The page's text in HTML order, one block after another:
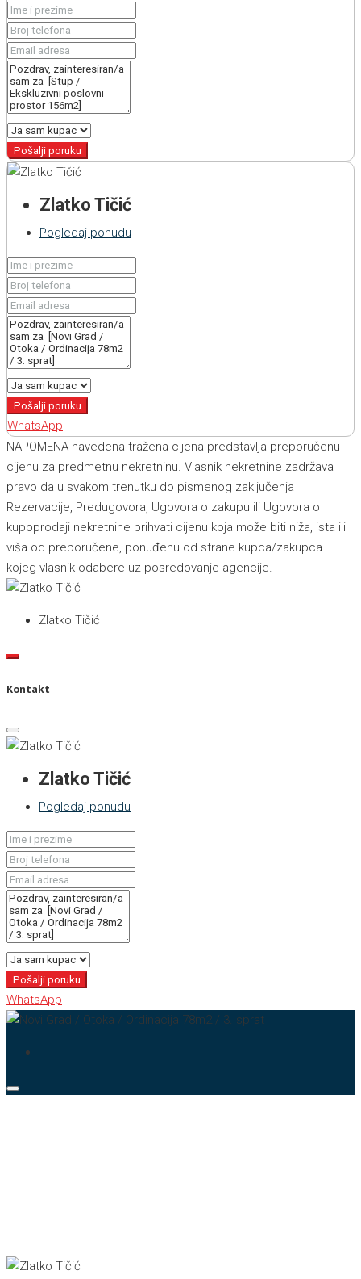
Pošalji poruku
Zlatko Tičić
Pogledaj ponudu
Pošalji poruku
WhatsApp
NAPOMENA navedena tražena cijena predstavlja preporučenu
cijenu za predmetnu nekretninu. Vlasnik nekretnine zadržava
pravo da u svakom trenutku do pismenog zaključenja
Rezervacije, Predugovora, Ugovora o zakupu ili Ugovora o
kupoprodaji nekretnine prihvati cijenu koja može biti niža, ista ili
viša od preporučene, ponuđenu od strane kupca/zakupca
kojeg vlasnik odabere uz posredovanje agencije.
Zlatko Tičić
Kontakt
Zlatko Tičić
Pogledaj ponudu
Pošalji poruku
WhatsApp